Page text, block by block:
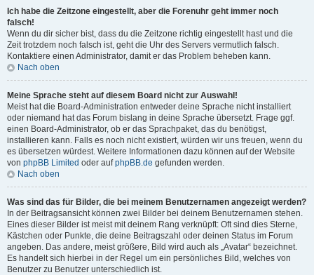
Ich habe die Zeitzone eingestellt, aber die Forenuhr geht immer noch
falsch!
Wenn du dir sicher bist, dass du die Zeitzone richtig eingestellt hast und die
Zeit trotzdem noch falsch ist, geht die Uhr des Servers vermutlich falsch.
Kontaktiere einen Administrator, damit er das Problem beheben kann.
Nach oben
Meine Sprache steht auf diesem Board nicht zur Auswahl!
Meist hat die Board-Administration entweder deine Sprache nicht installiert
oder niemand hat das Forum bislang in deine Sprache übersetzt. Frage ggf.
einen Board-Administrator, ob er das Sprachpaket, das du benötigst,
installieren kann. Falls es noch nicht existiert, würden wir uns freuen, wenn du
es übersetzen würdest. Weitere Informationen dazu können auf der Website
von phpBB Limited oder aufphpBB.de gefunden werden.
Nach oben
Was sind das für Bilder, die bei meinem Benutzernamen angezeigt werden?
In der Beitragsansicht können zwei Bilder bei deinem Benutzernamen stehen.
Eines dieser Bilder ist meist mit deinem Rang verknüpft: Oft sind dies Sterne,
Kästchen oder Punkte, die deine Beitragszahl oder deinen Status im Forum
angeben. Das andere, meist größere, Bild wird auch als „Avatar“ bezeichnet.
Es handelt sich hierbei in der Regel um ein persönliches Bild, welches von
Benutzer zu Benutzer unterschiedlich ist.